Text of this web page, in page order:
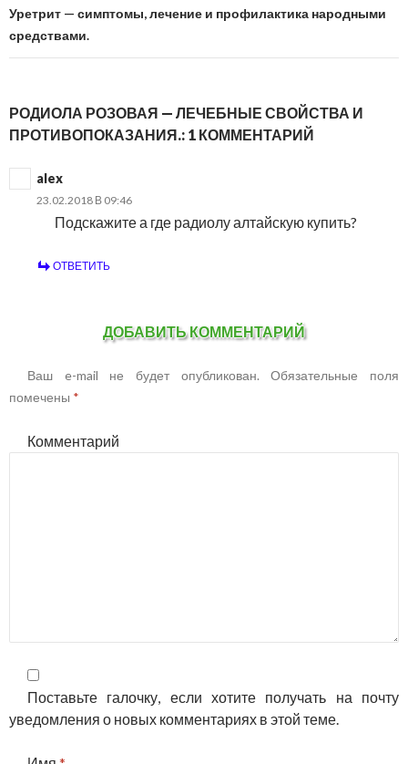
Уретрит — симптомы, лечение и профилактика народными
средствами.
РОДИОЛА РОЗОВАЯ — ЛЕЧЕБНЫЕ СВОЙСТВА И
ПРОТИВОПОКАЗАНИЯ.: 1 КОММЕНТАРИЙ
alex
23.02.2018 В 09:46
Подскажите а где радиолу алтайскую купить?
ОТВЕТИТЬ
ДОБАВИТЬ КОММЕНТАРИЙ
Ваш e-mail не будет опубликован. Обязательные поля
помечены *
Комментарий
Поставьте галочку, если хотите получать на почту
уведомления о новых комментариях в этой теме.